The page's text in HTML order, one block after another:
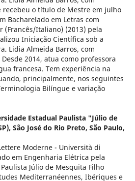
recebeu o título de Mestre em julho
Bacharelado em Letras com
(Francês/Italiano) (2013) pela
Iniciação Científica sob a
Lidia Almeida Barros, com
Desde 2014, atua como professora
francesa. Tem experiência na
principalmente, nos seguintes
Bilíngue e variação
Estadual Paulista "Júlio de
São José do Rio Preto, São Paulo,
Moderne - Università di
em Engenharia Elétrica pela
Júlio de Mesquita Filho
Mediterranéennes, Ibériques e